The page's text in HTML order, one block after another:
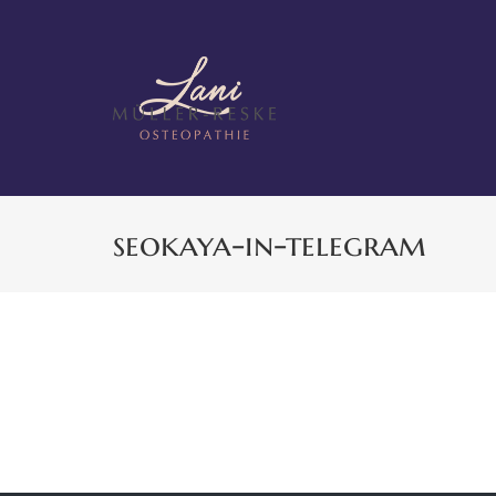
seokaya-in-telegram